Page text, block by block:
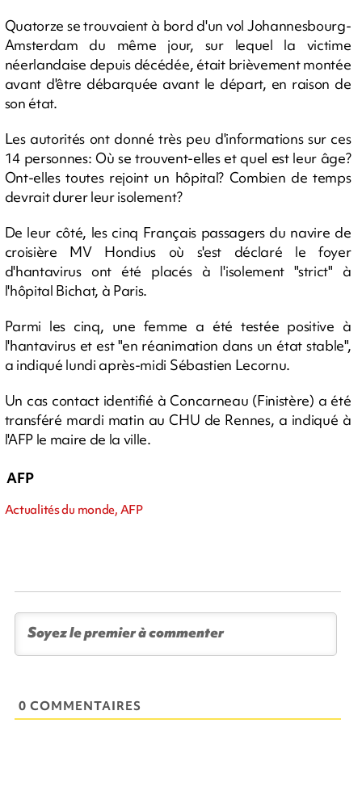
Quatorze se trouvaient à bord d'un vol Johannesbourg-
Amsterdam du même jour, sur lequel la victime
néerlandaise depuis décédée, était brièvement montée
avant d'être débarquée avant le départ, en raison de
son état.
Les autorités ont donné très peu d'informations sur ces
14 personnes: Où se trouvent-elles et quel est leur âge?
Ont-elles toutes rejoint un hôpital? Combien de temps
devrait durer leur isolement?
De leur côté, les cinq Français passagers du navire de
croisière MV Hondius où s'est déclaré le foyer
d'hantavirus ont été placés à l'isolement "strict" à
l'hôpital Bichat, à Paris.
Parmi les cinq, une femme a été testée positive à
l'hantavirus et est "en réanimation dans un état stable",
a indiqué lundi après-midi Sébastien Lecornu.
Un cas contact identifié à Concarneau (Finistère) a été
transféré mardi matin au CHU de Rennes, a indiqué à
l'AFP le maire de la ville.
AFP
Actualités du monde, AFP
0 COMMENTAIRES